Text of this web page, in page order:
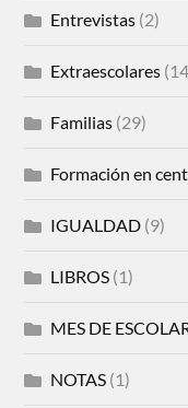
Entrevistas (2)
Extraescolares
Familias (29)
Formación en
IGUALDAD (9)
LIBROS (1)
MES DE
NOTAS (1)